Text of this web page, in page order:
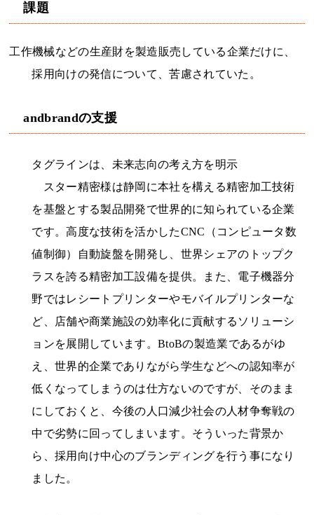
課題
工作機械などの生産財を製造販売している企業だけに、
採用向けの発信について、苦慮されていた。
andbrandの支援
タグラインは、未来志向の考え方を明示
スター精密様は静岡に本社を構える精密加工技術
を基盤とする製品開発で世界的に知られている企業
です。高度な技術を活かしたCNC（コンピュータ数
値制御）自動旋盤を開発し、世界シェアのトップク
ラスを誇る精密加工設備を提供。また、電子機器分
野ではレシートプリンターやモバイルプリンターな
ど、店舗や商業施設の効率化に貢献するソリューシ
ョンを展開しています。BtoBの製造業であるがゆ
え、世界的企業でありながら学生などへの認知率が
低くなってしまうのは仕方ないのですが、そのまま
にしておくと、今後の人口減少社会の人材争奪戦の
中で劣勢に回ってしまいます。そういった背景か
ら、採用向け中心のブランディングを行う事になり
ました。